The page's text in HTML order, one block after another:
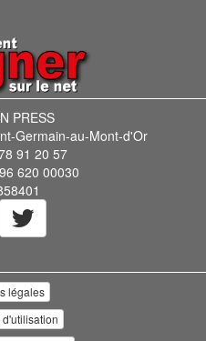
PRESS
Germain-au-Mont-d'Or
91 20 57
620 00030
légales